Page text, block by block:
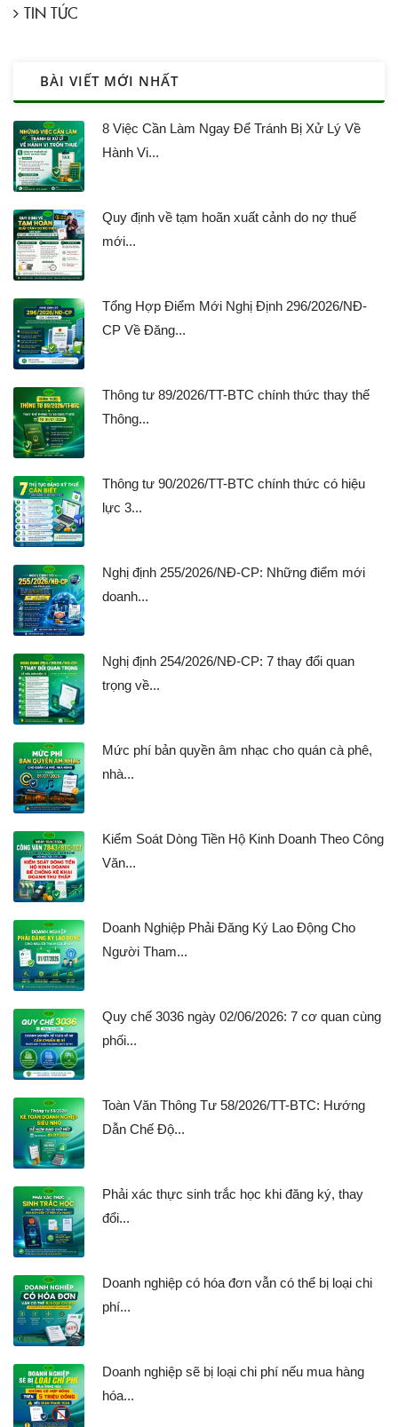
TIN TỨC
BÀI VIẾT MỚI NHẤT
8 Việc Cần Làm Ngay Để Tránh Bị Xử Lý Về
Hành Vi...
Quy định về tạm hoãn xuất cảnh do nợ thuế
mới...
Tổng Hợp Điểm Mới Nghị Định 296/2026/NĐ-
CP Về Đăng...
Thông tư 89/2026/TT-BTC chính thức thay thế
Thông...
Thông tư 90/2026/TT-BTC chính thức có hiệu
lực 3...
Nghị định 255/2026/NĐ-CP: Những điểm mới
doanh...
Nghị định 254/2026/NĐ-CP: 7 thay đổi quan
trọng về...
Mức phí bản quyền âm nhạc cho quán cà phê,
nhà...
Kiểm Soát Dòng Tiền Hộ Kinh Doanh Theo Công
Văn...
Doanh Nghiệp Phải Đăng Ký Lao Động Cho
Người Tham...
Quy chế 3036 ngày 02/06/2026: 7 cơ quan cùng
phối...
Toàn Văn Thông Tư 58/2026/TT-BTC: Hướng
Dẫn Chế Độ...
Phải xác thực sinh trắc học khi đăng ký, thay
đổi...
Doanh nghiệp có hóa đơn vẫn có thể bị loại chi
phí...
Doanh nghiệp sẽ bị loại chi phí nếu mua hàng
hóa...